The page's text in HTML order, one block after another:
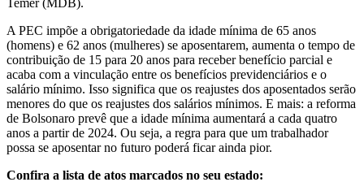
A PEC impõe a obrigatoriedade da idade mínima de 65 anos
(homens) e 62 anos (mulheres) se aposentarem, aumenta o tempo de
contribuição de 15 para 20 anos para receber benefício parcial e
acaba com a vinculação entre os benefícios previdenciários e o
salário mínimo. Isso significa que os reajustes dos aposentados serão
menores do que os reajustes dos salários mínimos. E mais: a reforma
de Bolsonaro prevê que a idade mínima aumentará a cada quatro
anos a partir de 2024. Ou seja, a regra para que um trabalhador
possa se aposentar no futuro poderá ficar ainda pior.
Confira a lista de atos marcados no seu estado: